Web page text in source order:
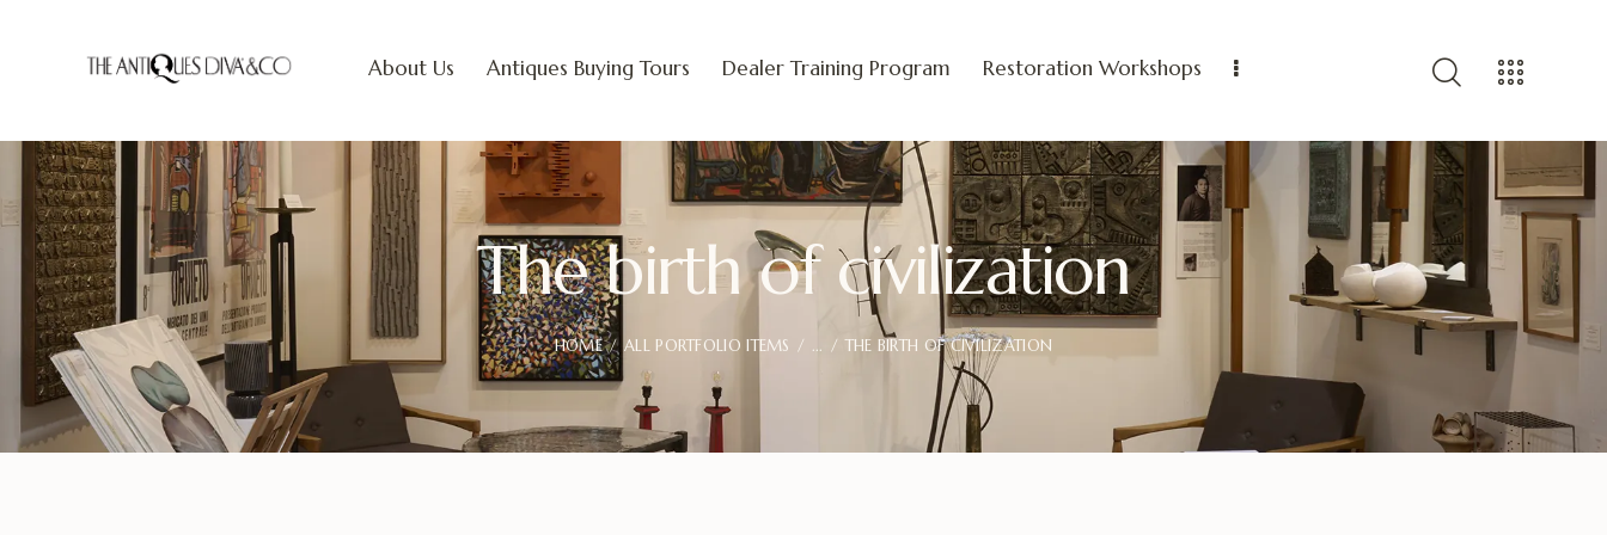
About Us Antiques Buying Tours Dealer Training Program Restoration Workshops
The birth of civilization
HOME ALL PORTFOLIO ITEMS ... THE BIRTH OF CIVILIZATION